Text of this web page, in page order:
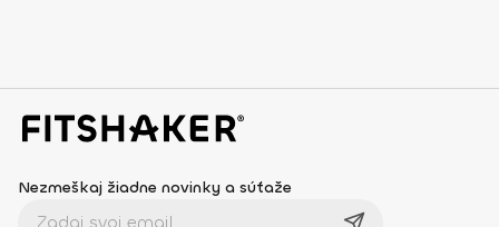
Nezmeškaj žiadne novinky a súťaže